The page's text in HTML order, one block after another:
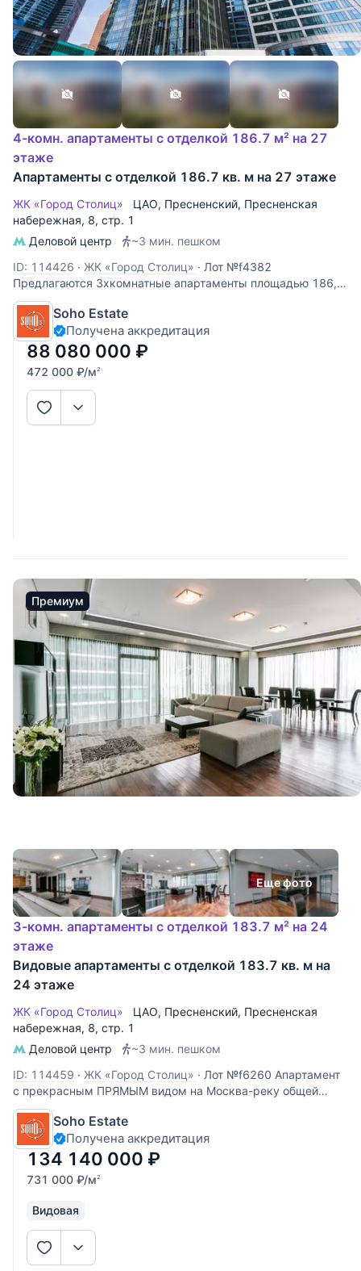
4-комн. апартаменты с отделкой 186.7 м² на 27
этаже
Апартаменты с отделкой 186.7 кв. м на 27 этаже
ЖК «Город Столиц» ЦАО, Пресненский, Пресненская
набережная, 8, стр. 1
Деловой центр
~3 мин. пешком
ID: 114426 · ЖК «Город Столиц» · Лот №f4382
Предлагаются 3хкомнатные апартаменты площадью 186,7
кв.м. с отделкой. Виды из окон на Москва-реку и соседнюю
башню. Планировка: кухня-гостиная, 3 спальни, 2 ванных
комнаты, гостевой с/узел.
Soho Estate
Получена аккредитация
88 080 000 ₽
472 000 ₽/м2
Премиум
Еще фото
3-комн. апартаменты с отделкой 183.7 м² на 24
этаже
Видовые апартаменты с отделкой 183.7 кв. м на
24 этаже
ЖК «Город Столиц» ЦАО, Пресненский, Пресненская
набережная, 8, стр. 1
Деловой центр
~3 мин. пешком
ID: 114459 · ЖК «Город Столиц» · Лот №f6260 Апартамент
с прекрасным ПРЯМЫМ видом на Москва-реку общей
площадью 183,7 кв. м. на 30 этаже башни Москва. Отделка
в современном стиле. Кухня-гостиная, 2 спальни, 2
санузла. 2 машино-места в подземной парковке (130 000
$ каждое)
Soho Estate
Получена аккредитация
134 140 000 ₽
731 000 ₽/м2
Видовая